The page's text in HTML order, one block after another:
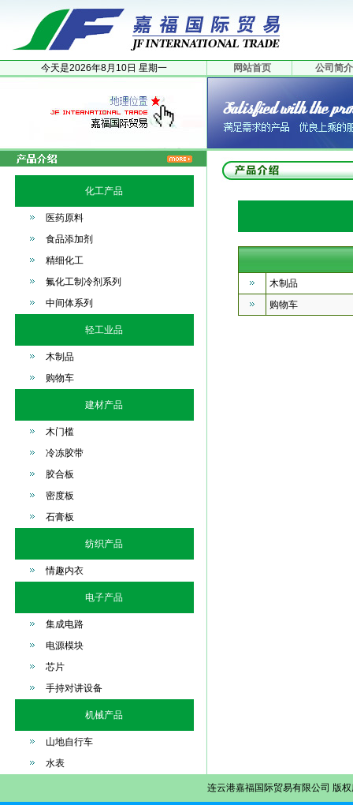
今天是2026年8月 10日 星期一 网站首页 公司简介
化工产品
医药原料
食品添加剂
精细化工
氟化工制冷剂系列
中间体系列
轻工业品
木制品
购物车
建材产品
木门槛
冷冻胶带
胶合板
密度板
石膏板
纺织产品
情趣内衣
电子产品
集成电路
电源模块
芯片
手持对讲设备
机械产品
山地自行车
水表
木制品
购物车
连云港嘉福国际贸易有限公司 版